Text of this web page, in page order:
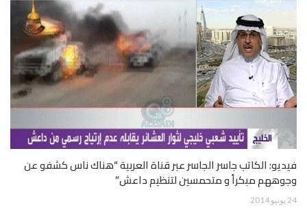
فيديو: الكاتب جاسر الجاسر عبر قناة العربية “هناك ناس كشفو عن
وجوههم مبكراً و متحمسين لتنظيم داعش”
24 يونيو 2014